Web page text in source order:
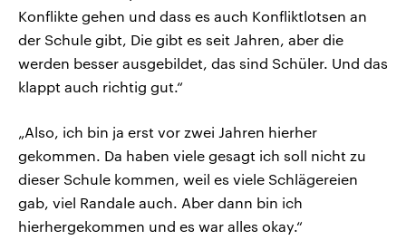
Konflikte gehen und dass es auch Konfliktlotsen an
der Schule gibt, Die gibt es seit Jahren, aber die
werden besser ausgebildet, das sind Schüler. Und das
klappt auch richtig gut.“
„Also, ich bin ja erst vor zwei Jahren hierher
gekommen. Da haben viele gesagt ich soll nicht zu
dieser Schule kommen, weil es viele Schlägereien
gab, viel Randale auch. Aber dann bin ich
hierhergekommen und es war alles okay.“